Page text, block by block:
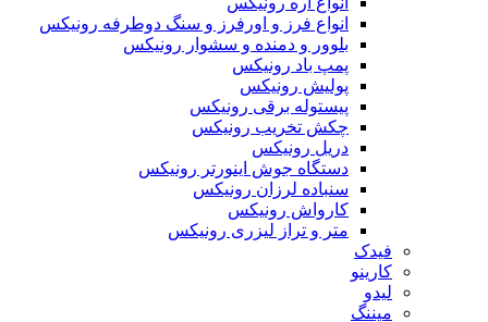
انواع فرز و اورفرز و سنگ دوطرفه رونیکس
بلوور و دمنده و سشوار رونیکس
پمپ باد رونیکس
پولیش رونیکس
پیستوله برقی رونیکس
چکش تخریب رونیکس
دریل رونیکس
دستگاه جوش اینورتر رونیکس
سنباده لرزان رونیکس
کارواش رونیکس
متر و تراز لیزری رونیکس
فیدک
کارینو
لیدو
میننگ